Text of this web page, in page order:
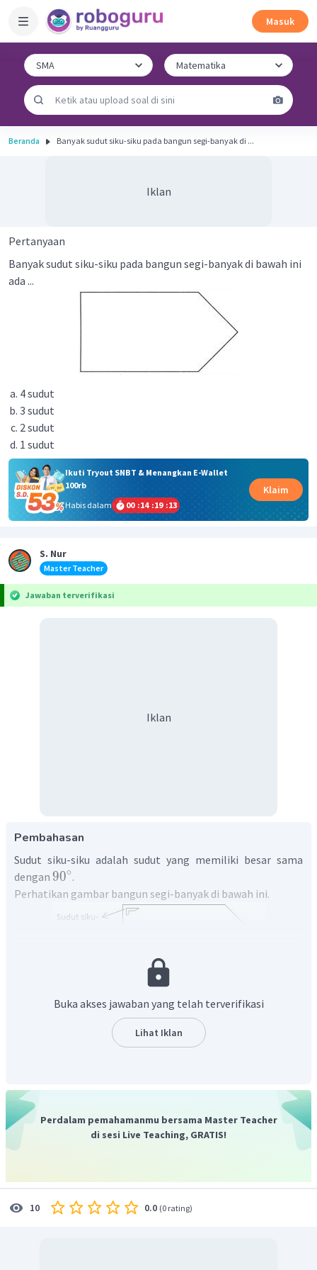
Masuk
Beranda Banyak sudut siku-siku pada bangun segi-banyak di ...
Iklan
Pertanyaan
Banyak sudut siku-siku pada bangun segi-banyak di bawah ini
ada ...
4 sudut
3 sudut
2 sudut
1 sudut
Ikuti Tryout SNBT & Menangkan E-Wallet
100rb
Habis dalam
00 :14 :19 :13
Klaim
S. Nur
Master Teacher
Jawaban terverifikasi
Iklan
Pembahasan
Sudut siku-siku adalah sudut yang memiliki besar sama
dengan 90∘.
Perhatikan gambar bangun segi-banyak di bawah ini.
Dari keterangan pada gambar, banyaknya sudut siku-siku
pada bangun segi-banyak di atas adalah 2.
Buka akses jawaban yang telah terverifikasi
Lihat Iklan
Perdalam pemahamanmu bersama Master Teacher
di sesi Live Teaching, GRATIS!
10 0.0 (0 rating)